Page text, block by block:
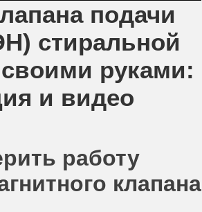
подачи
стиральной
руками:
и видео
работу
клапана